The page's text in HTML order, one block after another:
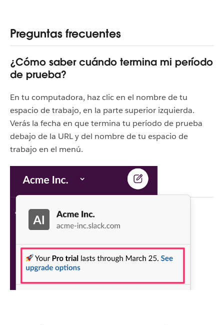
Preguntas frecuentes
¿Cómo saber cuándo termina mi período
de prueba?
En tu computadora, haz clic en el nombre de tu
espacio de trabajo, en la parte superior izquierda.
Verás la fecha en que termina tu período de prueba
debajo de la URL y del nombre de tu espacio de
trabajo en el menú.